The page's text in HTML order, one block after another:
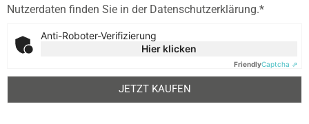
Nutzerdaten finden Sie in der Datenschutzerklärung.*
Anti-Roboter-Verifizierung
Hier klicken
FriendlyCaptcha ⇗
JETZT KAUFEN